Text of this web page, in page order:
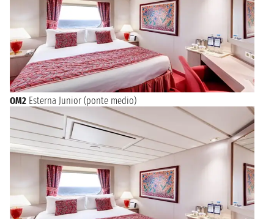
OM2 Esterna Junior (ponte medio)